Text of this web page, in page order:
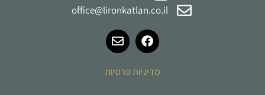
office@lironkatlan.co.il
מדיניות פרטיות